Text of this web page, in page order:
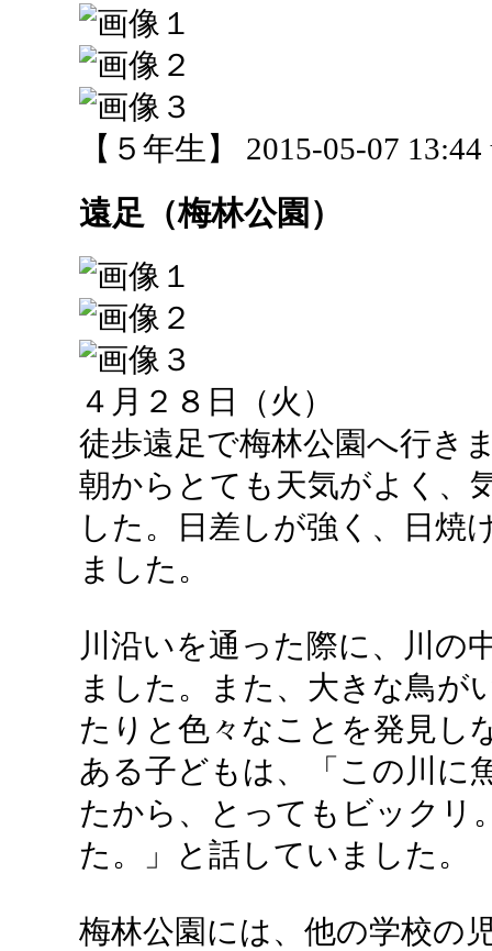
【５年生】 2015-05-07 13:44
遠足（梅林公園）
４月２８日（火）
徒歩遠足で梅林公園へ行き
朝からとても天気がよく、
した。日差しが強く、日焼
ました。
川沿いを通った際に、川の
ました。また、大きな鳥が
たりと色々なことを発見し
ある子どもは、「この川に
たから、とってもビックリ
た。」と話していました。
梅林公園には、他の学校の